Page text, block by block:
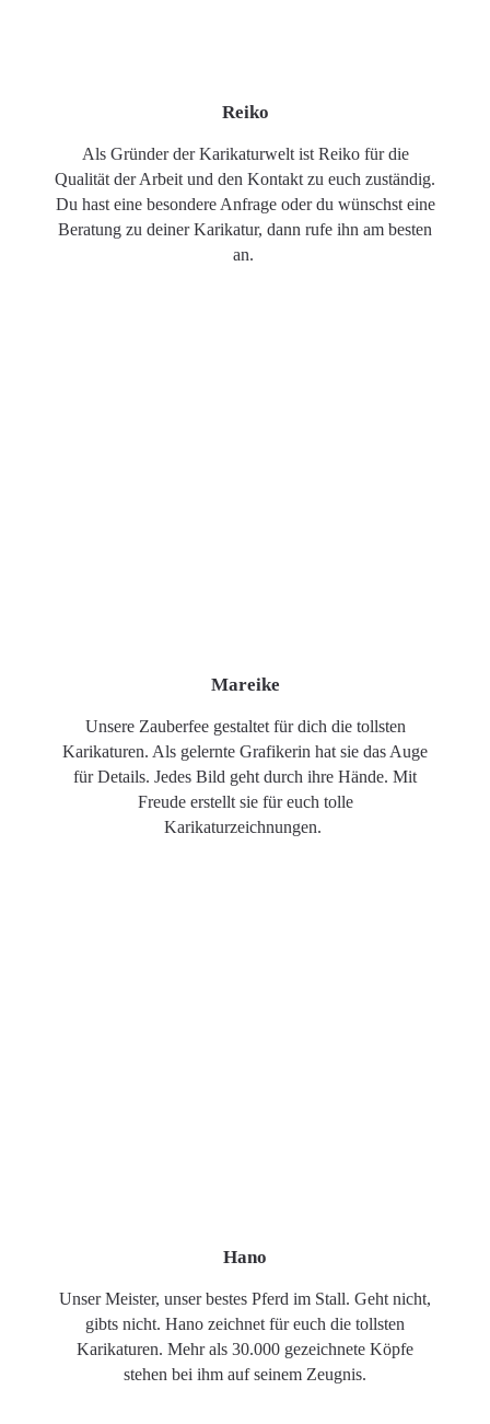
Reiko
Als Gründer der Karikaturwelt ist Reiko für die
Qualität der Arbeit und den Kontakt zu euch zuständig.
Du hast eine besondere Anfrage oder du wünschst eine
Beratung zu deiner Karikatur, dann rufe ihn am besten
an.
Mareike
Unsere Zauberfee gestaltet für dich die tollsten
Karikaturen. Als gelernte Grafikerin hat sie das Auge
für Details. Jedes Bild geht durch ihre Hände. Mit
Freude erstellt sie für euch tolle
Karikaturzeichnungen.
Hano
Unser Meister, unser bestes Pferd im Stall. Geht nicht,
gibts nicht. Hano zeichnet für euch die tollsten
Karikaturen. Mehr als 30.000 gezeichnete Köpfe
stehen bei ihm auf seinem Zeugnis.